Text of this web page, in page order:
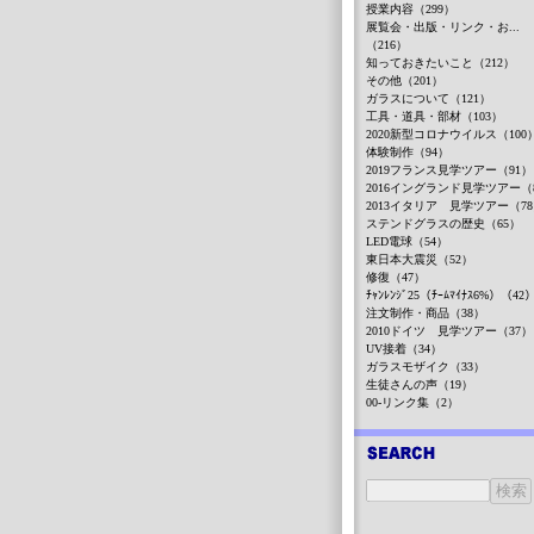
授業内容（299）
展覧会・出版・リンク・お...
（216）
知っておきたいこと（212）
その他（201）
ガラスについて（121）
工具・道具・部材（103）
2020新型コロナウイルス（100）
体験制作（94）
2019フランス見学ツアー（91）
2016イングランド見学ツアー（
2013イタリア 見学ツアー（78
ステンドグラスの歴史（65）
LED電球（54）
東日本大震災（52）
修復（47）
ﾁｬﾝﾚﾝｼﾞ25（ﾁｰﾑﾏｲﾅｽ6%）（42）
注文制作・商品（38）
2010ドイツ 見学ツアー（37）
UV接着（34）
ガラスモザイク（33）
生徒さんの声（19）
00-リンク集（2）